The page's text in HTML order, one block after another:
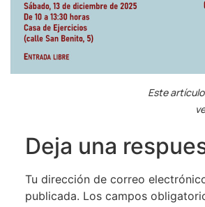
Este
Deja una
Tu dirección de correo
publicada. Los campos